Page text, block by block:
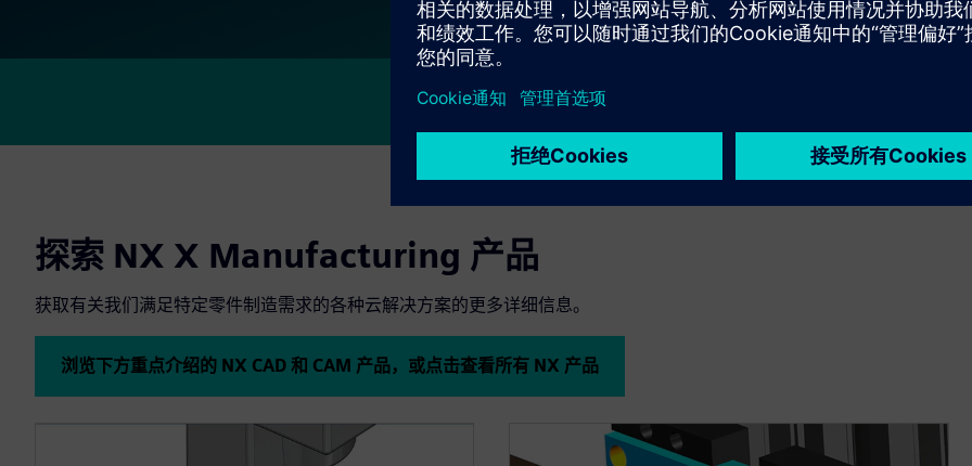
探索 NX X Manufacturing 产品
获取有关我们满足特定零件制造需求的各种云解决方案的更多详细信息。
浏览下方重点介绍的 NX CAD 和 CAM 产品，或点击查看所有 NX 产品